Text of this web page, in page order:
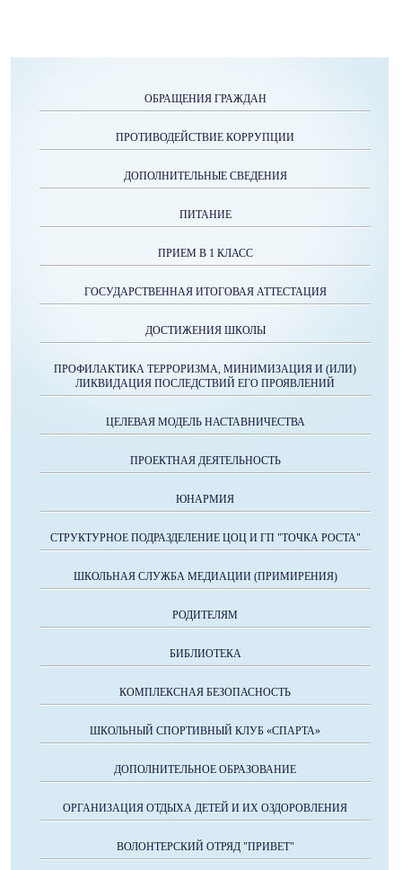
ОБРАЩЕНИЯ ГРАЖДАН
ПРОТИВОДЕЙСТВИЕ КОРРУПЦИИ
ДОПОЛНИТЕЛЬНЫЕ СВЕДЕНИЯ
ПИТАНИЕ
ПРИЕМ В 1 КЛАСС
ГОСУДАРСТВЕННАЯ ИТОГОВАЯ АТТЕСТАЦИЯ
ДОСТИЖЕНИЯ ШКОЛЫ
ПРОФИЛАКТИКА ТЕРРОРИЗМА, МИНИМИЗАЦИЯ И (ИЛИ)
ЛИКВИДАЦИЯ ПОСЛЕДСТВИЙ ЕГО ПРОЯВЛЕНИЙ
ЦЕЛЕВАЯ МОДЕЛЬ НАСТАВНИЧЕСТВА
ПРОЕКТНАЯ ДЕЯТЕЛЬНОСТЬ
ЮНАРМИЯ
СТРУКТУРНОЕ ПОДРАЗДЕЛЕНИЕ ЦОЦ И ГП "ТОЧКА РОСТА"
ШКОЛЬНАЯ СЛУЖБА МЕДИАЦИИ (ПРИМИРЕНИЯ)
РОДИТЕЛЯМ
БИБЛИОТЕКА
КОМПЛЕКСНАЯ БЕЗОПАСНОСТЬ
ШКОЛЬНЫЙ СПОРТИВНЫЙ КЛУБ «СПАРТА»
ДОПОЛНИТЕЛЬНОЕ ОБРАЗОВАНИЕ
ОРГАНИЗАЦИЯ ОТДЫХА ДЕТЕЙ И ИХ ОЗДОРОВЛЕНИЯ
ВОЛОНТЕРСКИЙ ОТРЯД "ПРИВЕТ"